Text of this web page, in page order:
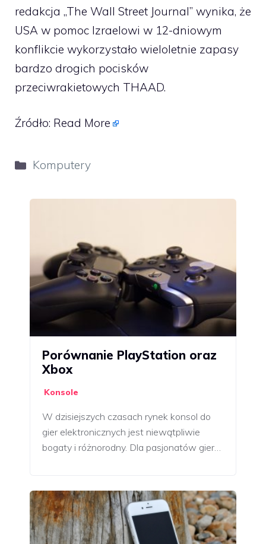
redakcja „The Wall Street Journal” wynika, że
USA w pomoc Izraelowi w 12-dniowym
konflikcie wykorzystało wieloletnie zapasy
bardzo drogich pocisków
przeciwrakietowych THAAD.
Źródło: Read More
Kategorie
Komputery
Porównanie PlayStation oraz
Xbox
Konsole
W dzisiejszych czasach rynek konsol do
gier elektronicznych jest niewątpliwie
bogaty i różnorodny. Dla pasjonatów gier…